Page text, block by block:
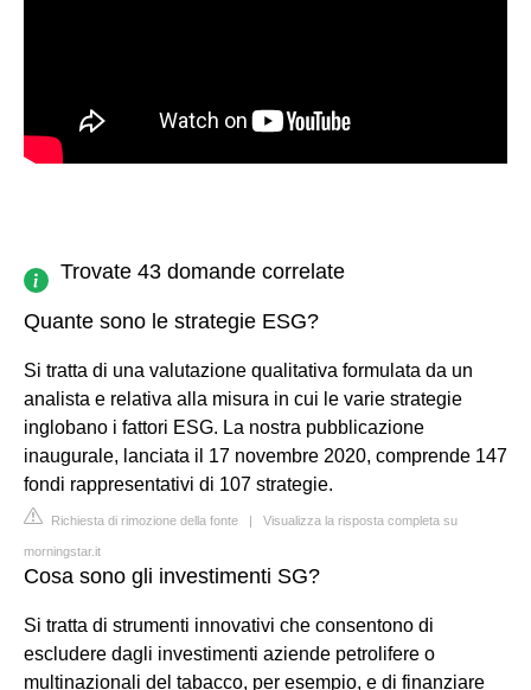
Trovate 43 domande correlate
Quante sono le strategie ESG?
Si tratta di una valutazione qualitativa formulata da un
analista e relativa alla misura in cui le varie strategie
inglobano i fattori ESG. La nostra pubblicazione
inaugurale, lanciata il 17 novembre 2020, comprende 147
fondi rappresentativi di 107 strategie.
Richiesta di rimozione della fonte | Visualizza la risposta completa su
morningstar.it
Cosa sono gli investimenti SG?
Si tratta di strumenti innovativi che consentono di
escludere dagli investimenti aziende petrolifere o
multinazionali del tabacco, per esempio, e di finanziare